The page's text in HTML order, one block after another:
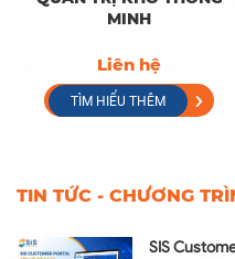
TIN TỨC - CHƯƠNG
SIS
MINH
Liên hệ
TÌM HIỂU THÊM